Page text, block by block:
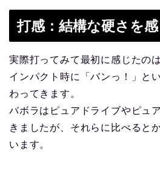
打感：結構な硬さを感
実際打ってみて最初に感じたのは
インパクト時に「バンっ！」と
わってきます。
バボラはピュアドライブやピュ
きましたが、それらに比べると
います。